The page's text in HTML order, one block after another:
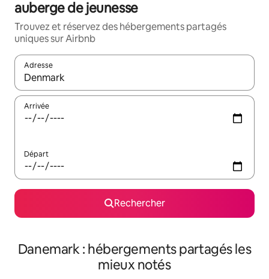
auberge de jeunesse
Trouvez et réservez des hébergements partagés
uniques sur Airbnb
Adresse
Lorsque les résultats s'affichent, utilisez les flèches vers le
Arrivée
Départ
Rechercher
Danemark : hébergements partagés les
mieux notés